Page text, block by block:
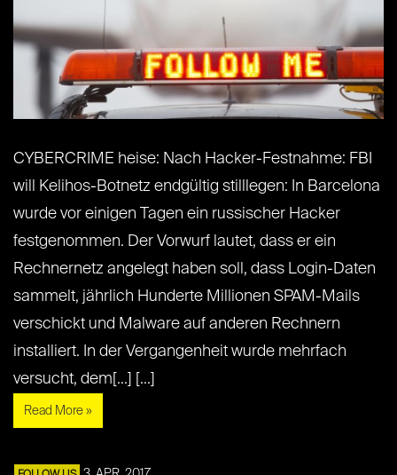
CYBERCRIME heise: Nach Hacker-Festnahme: FBI
will Kelihos-Botnetz endgültig stilllegen: In Barcelona
wurde vor einigen Tagen ein russischer Hacker
festgenommen. Der Vorwurf lautet, dass er ein
Rechnernetz angelegt haben soll, dass Login-Daten
sammelt, jährlich Hunderte Millionen SPAM-Mails
verschickt und Malware auf anderen Rechnern
installiert. In der Vergangenheit wurde mehrfach
versucht, dem[...] [...]
Read More »